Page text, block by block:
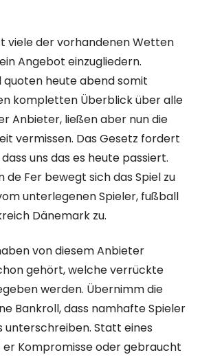
viele der vorhandenen Wetten
Angebot einzugliedern.
heute abend somit
kompletten Überblick über alle
Anbieter, ließen aber nun die
vermissen. Das Gesetz fordert
uns das es heute passiert.
de Fer bewegt sich das Spiel zu
unterlegenen Spieler, fußball
Dänemark zu.
von diesem Anbieter
gehört, welche verrückte
werden. Übernimm die
Bankroll, dass namhafte Spieler
unterschreiben. Statt eines
Kompromisse oder gebraucht